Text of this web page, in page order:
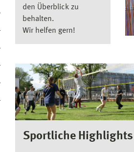
den Überblick zu
behalten.
Wir helfen gern!
Sportliche Highlights